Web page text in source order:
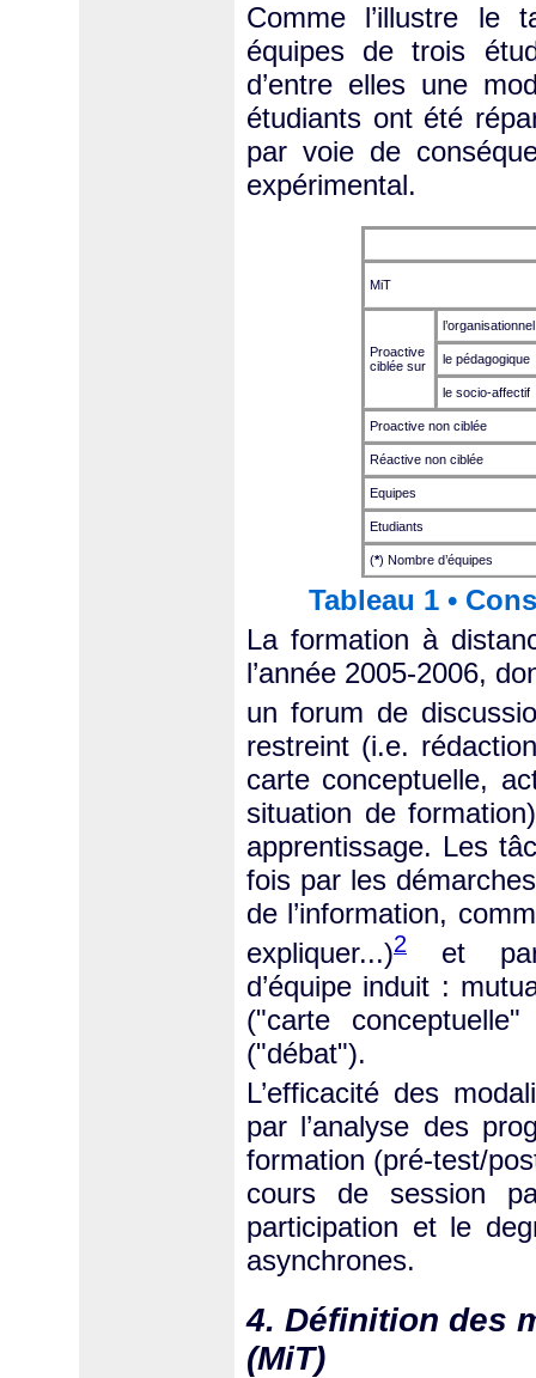
Comme l’illustre le
équipes de trois
d’entre elles une
étudiants ont été
par voie de
expérimental.
MiT
Proactive
ciblée sur
l’organisationnel
le pédagogique
le socio-affectif
Proactive non ciblée
Réactive non ciblée
Equipes
Etudiants
(*) Nombre d’équipes
Tableau 1 •
La formation à
l’année 2005-2006,
un forum de
restreint (i.e.
carte conceptuelle,
situation de
apprentissage. Les
fois par les
de l’information,
expliquer...)2
et par
d’équipe induit :
("carte
("débat").
L’efficacité des
par l’analyse des
formation (pré-test/
cours de session
participation et le
asynchrones.
4. Définition des
(MiT)